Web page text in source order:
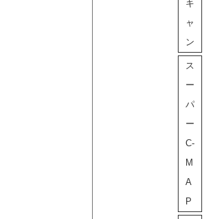
キ
ャ
ン
ス
ー
パ
ー
C-
M
A
P